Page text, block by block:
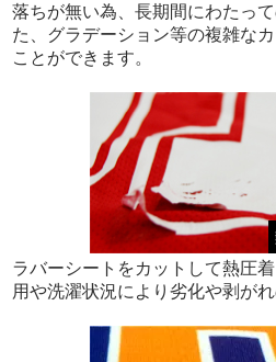
価格 （税込）
落ちが無い為、長期間にわたっ
た、グラデーション等の複雑な
ことができます。
ラバーシートをカットして熱圧
用や洗濯状況により劣化や剥が